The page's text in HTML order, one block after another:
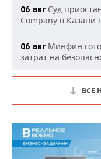
06 авг Суд
Company в Казани
06 авг Минфин
затрат на
ВСЕ